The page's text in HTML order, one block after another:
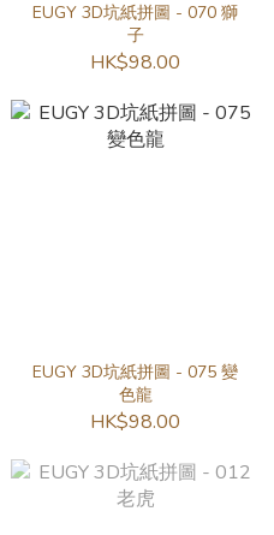
EUGY 3D坑紙拼圖 - 070 獅
子
HK$98.00
EUGY 3D坑紙拼圖 - 075 變
色龍
HK$98.00